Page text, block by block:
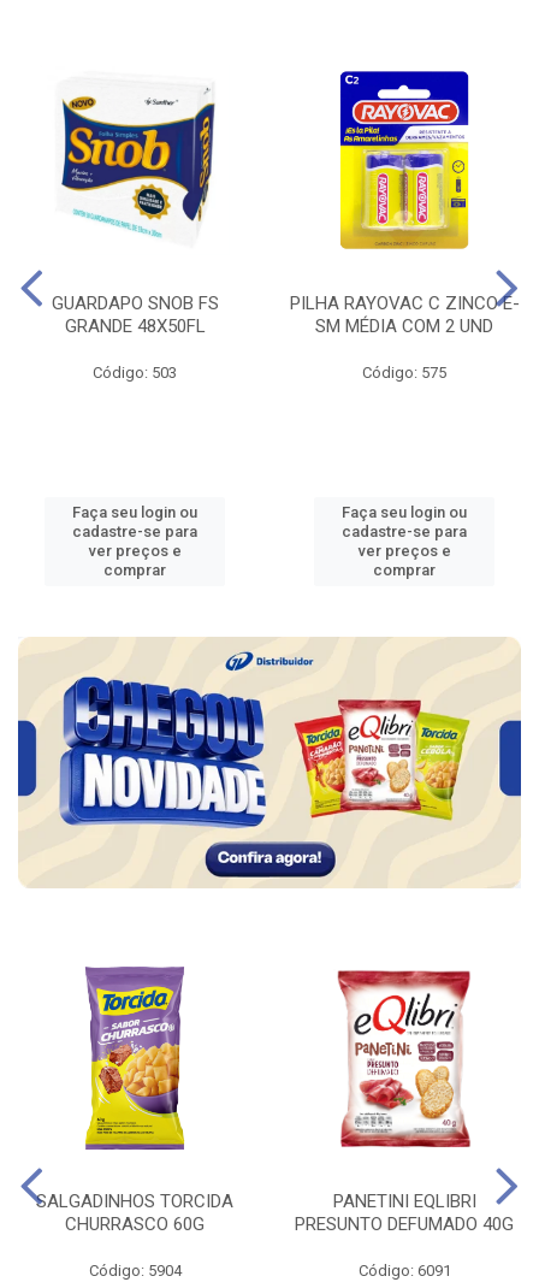
GUARDAPO SNOB FS
GRANDE 48X50FL
Código: 503
Faça seu login ou
cadastre-se para
ver preços e
comprar
PILHA RAYOVAC C ZINCO E-
SM MÉDIA COM 2 UND
Código: 575
Faça seu login ou
cadastre-se para
ver preços e
comprar
SALGADINHOS TORCIDA
CHURRASCO 60G
Código: 5904
PANETINI EQLIBRI
PRESUNTO DEFUMADO 40G
Código: 6091